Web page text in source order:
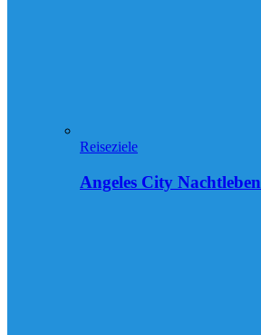
Reiseziele
Angeles City Nachtleben